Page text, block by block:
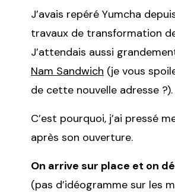
J’avais repéré Yumcha
travaux de transformation
J’attendais aussi
Nam Sandwich (je vous
de cette nouvelle adresse ?).
C’est pourquoi, j’ai pressé
après son ouverture.
On arrive sur place et on
(pas d’idéogramme sur les